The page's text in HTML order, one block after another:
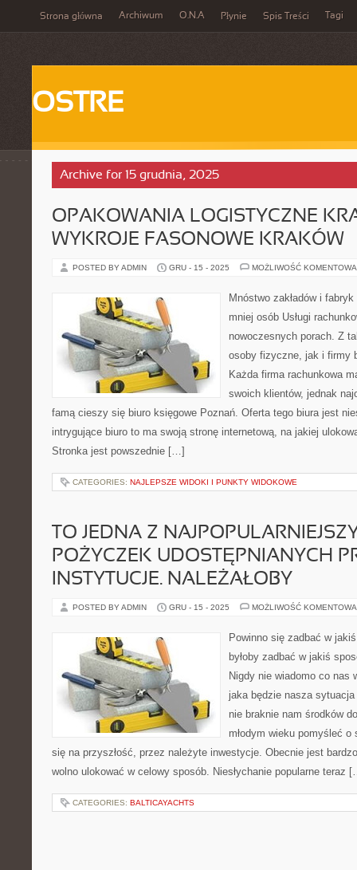
Strona główna Archiwum O.N.A Płynie Spis Treści Tagi
OSTRE
Archive for 15 grudnia, 2025
OPAKOWANIA LOGISTYCZNE
WYKROJE FASONOWE KRAKÓW
POSTED BY ADMIN GRU - 15 - 2025 MOŻLIWOŚĆ
Mnóstwo zakładów i
mniej osób Usługi
nowoczesnych porach. Z
osoby fizyczne, jak i firmy
Każda firma rachunkowa
swoich klientów, jednak
famą cieszy się biuro księgowe Poznań. Oferta tego biura jest
intrygujące biuro to ma swoją stronę internetową, na jakiej
Stronka jest powszednie […]
CATEGORIES: NAJLEPSZE WIDOKI I PUNKTY WIDOKOWE
TO JEDNA Z
POŻYCZEK UDOSTĘPNIANYCH
INSTYTUCJE. NALEŻAŁOBY
POSTED BY ADMIN GRU - 15 - 2025 MOŻLIWOŚĆ
Powinno się zadbać w
byłoby zadbać w jakiś
Nigdy nie wiadomo co nas
jaka będzie nasza
nie braknie nam środków
młodym wieku pomyśleć
się na przyszłość, przez należyte inwestycje. Obecnie jest
wolno ulokować w celowy sposób. Niesłychanie popularne teraz
CATEGORIES: BALTICAYACHTS